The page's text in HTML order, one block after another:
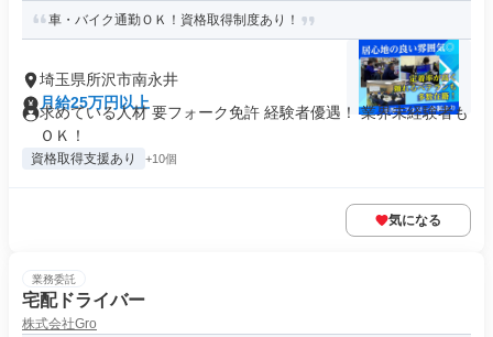
車・バイク通勤ＯＫ！資格取得制度あり！
埼玉県所沢市南永井
月給25万円以上
求めている人材 要フォーク免許 経験者優遇！ 業界未経験者も
ＯＫ！
資格取得支援あり +10個
気になる
業務委託
宅配ドライバー
株式会社Gro